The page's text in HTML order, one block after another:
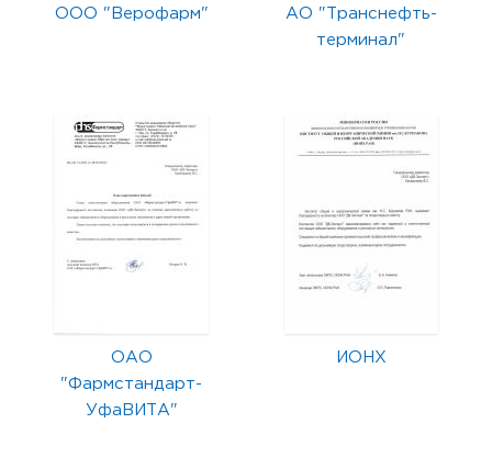
ООО "Верофарм"
АО "Транснефть-
терминал"
ОАО
"Фармстандарт-
УфаВИТА"
ИОНХ